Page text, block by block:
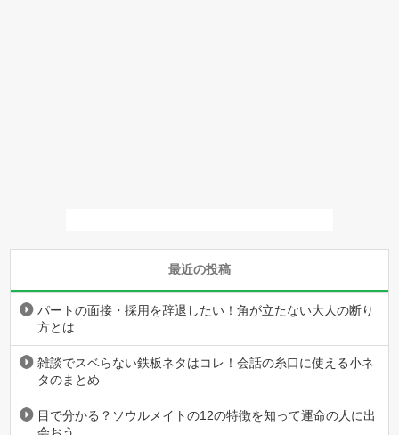
最近の投稿
パートの面接・採用を辞退したい！角が立たない大人の断り
方とは
雑談でスベらない鉄板ネタはコレ！会話の糸口に使える小ネ
タのまとめ
目で分かる？ソウルメイトの12の特徴を知って運命の人に出